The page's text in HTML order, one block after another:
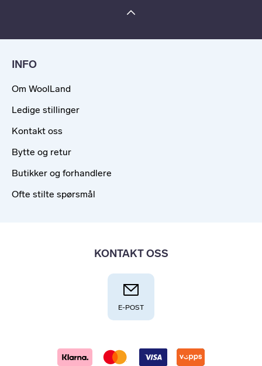
INFO
Om WoolLand
Ledige stillinger
Kontakt oss
Bytte og retur
Butikker og forhandlere
Ofte stilte spørsmål
KONTAKT OSS
E-POST